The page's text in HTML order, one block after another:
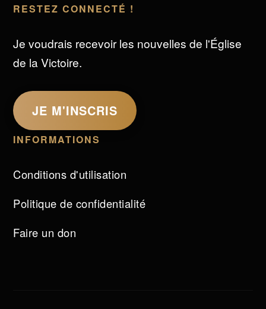
RESTEZ CONNECTÉ !
Je voudrais recevoir les nouvelles de l'Église
de la Victoire.
JE M'INSCRIS
INFORMATIONS
Conditions d'utilisation
Politique de confidentialité
Faire un don